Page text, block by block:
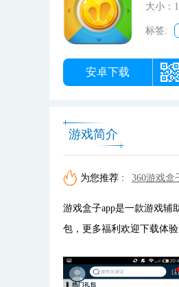
大小：
标签:
安卓下载
游戏简介
为您推荐 : 360游戏盒
游戏盒子app是一款游戏辅
包，更多福利欢迎下载体验